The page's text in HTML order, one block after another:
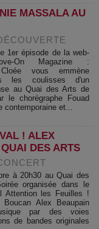
MASSALA AU
1er épisode de la web-
On Magazine :
Cloée vous emmène
les coulisses d'un
au Quai des Arts de
le chorégraphe Fouad
contemporaine et...
! ALEX
DES ARTS
à 20h30 au Quai des
organisée dans le
Attention les Feuilles !
Alex Beaupain
par des voies
de bandes originales